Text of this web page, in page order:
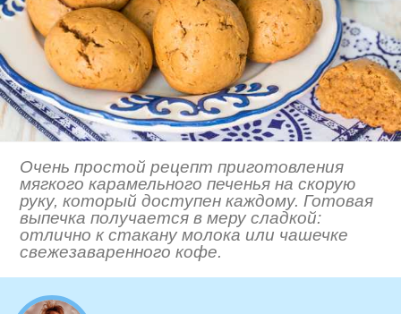
Очень простой рецепт приготовления
мягкого карамельного печенья на скорую
руку, который доступен каждому. Готовая
выпечка получается в меру сладкой:
отлично к стакану молока или чашечке
свежезаваренного кофе.